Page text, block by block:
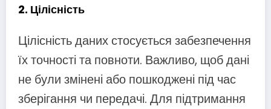
2. Цілісність
Цілісність даних стосується забезпечення
їх точності та повноти. Важливо, щоб дані
не були змінені або пошкоджені під час
зберігання чи передачі. Для підтримання